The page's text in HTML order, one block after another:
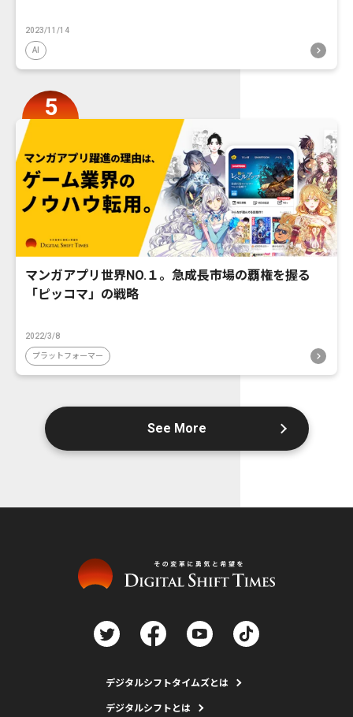
2023/11/14
AI
マンガアプリ世界NO.１。急成長市場の覇権を握る
「ピッコマ」の戦略
2022/3/8
プラットフォーマー
See More
デジタルシフトタイムズとは
デジタルシフトとは